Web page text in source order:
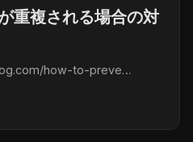
重複される場合の対
how-to-preve…